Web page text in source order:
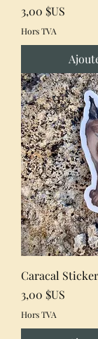
Prix
3,00 $US
Hors TVA
Caracal Sticker
Prix
3,00 $US
Hors TVA